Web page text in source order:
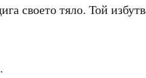
своето тяло. Той